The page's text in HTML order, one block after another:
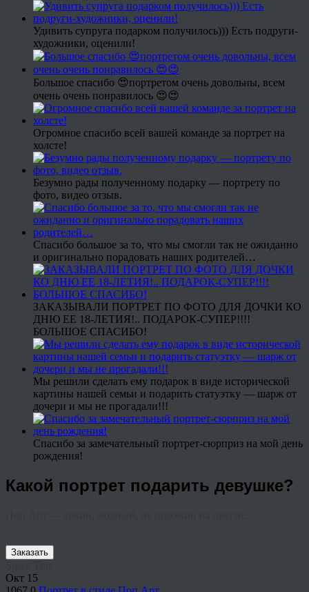
Удивить супруга подарком получилось))) Есть подруги-
художники, оценили!
Большое спасибо 😍портретом очень довольны, всем
очень очень понравилось 😍😍
Огромное спасибо всей вашей команде за портрет на
холсте!
Безумно рады полученному подарку — портрету по
фото, видео отзыв.
Спасибо большое за то, что мы смогли так не ожиданно
и оригинально порадовать наших родителей…
ЗАКАЗЫВАЛИ ПОРТРЕТ ПО ФОТО ДЛЯ ДОЧКИ КО
ДНЮ ЕЕ 18-ЛЕТИЯ!.. ПОДАРОК-СУПЕР!!!!
БОЛЬШОЕ СПАСИБО!
Мы решили сделать ему подарок в виде исторической
картины нашей семьи и подарить статуэтку — шарж от
дочери и мы не прогадали!!!
Спасибо за замечательный портрет-сюрприз на мой день
рождения!
Какой портрет подарить девушке?
Заказать
Окт 15